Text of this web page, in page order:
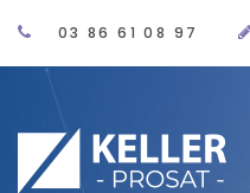
03 86 61 08 97